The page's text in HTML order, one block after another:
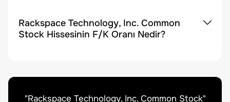
Rackspace Technology, Inc. Common
Stock Hissesinin F/K Oranı Nedir?
"Rackspace Technology, Inc. Common Stock"